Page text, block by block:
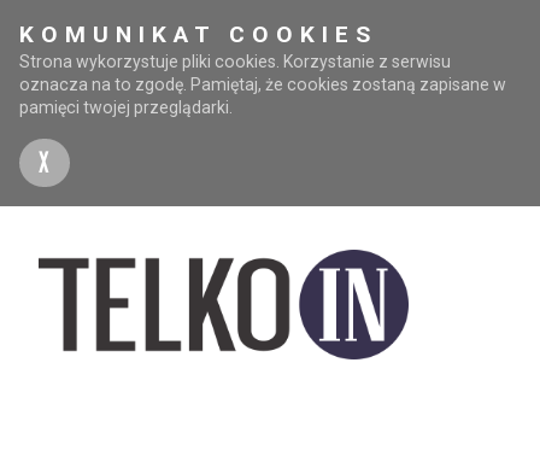
KOMUNIKAT COOKIES
Strona wykorzystuje pliki cookies. Korzystanie z serwisu
oznacza na to zgodę. Pamiętaj, że cookies zostaną zapisane w
pamięci twojej przeglądarki.
X